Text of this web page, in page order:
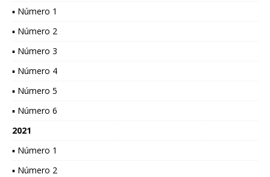
▪ Número 1
▪ Número 2
▪ Número 3
▪ Número 4
▪ Número 5
▪ Número 6
2021
▪ Número 1
▪ Número 2